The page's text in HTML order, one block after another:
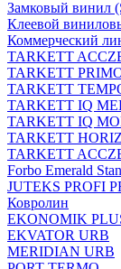
Замковый винил
Клеевой
Коммерческий
TARKETT
TARKETT
TARKETT
TARKETT IQ
TARKETT IQ
TARKETT
TARKETT
Forbo Emerald
JUTEKS PROFI
Ковролин
EKONOMIK
EKVATOR URB
MERIDIAN URB